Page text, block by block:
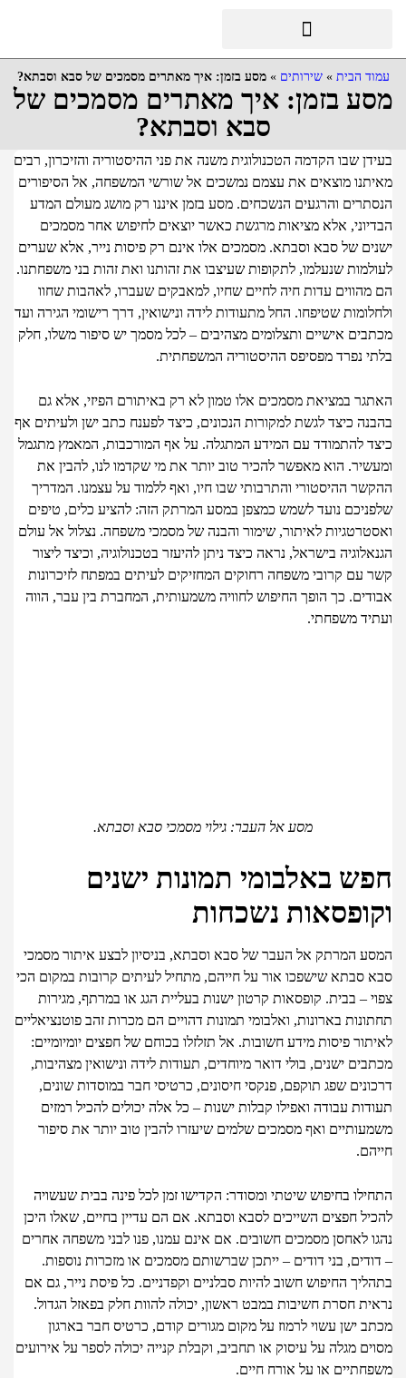
הבית»שירותים»מסע בזמן: איך מאתרים מסמכים של סבא וסבתא?
בזמן: איך מאתרים מסמכים של
סבא וסבתא?
שבו הקדמה הטכנולוגית משנה את פני ההיסטוריה והזיכרון, רבים
מוצאים את עצמם נמשכים אל שורשי המשפחה, אל הסיפורים
והרגעים הנשכחים. מסע בזמן איננו רק מושג מעולם המדע
אלא מציאות מרגשת כאשר יוצאים לחיפוש אחר מסמכים
של סבא וסבתא. מסמכים אלו אינם רק פיסות נייר, אלא שערים
שנעלמו, לתקופות שעיצבו את זהותנו ואת זהות בני משפחתנו.
עדות חיה לחיים שחיו, למאבקים שעברו, לאהבות שחוו
שטיפחו. החל מתעודות לידה ונישואין, דרך רישומי הגירה ועד
אישיים ותצלומים מצהיבים – לכל מסמך יש סיפור משלו, חלק
נפרד מפסיפס ההיסטוריה המשפחתית.
במציאת מסמכים אלו טמון לא רק באיתורם הפיזי, אלא גם
כיצד לגשת למקורות הנכונים, כיצד לפענח כתב ישן ולעיתים אף
להתמודד עם המידע המתגלה. על אף המורכבות, המאמץ מתגמל
הוא מאפשר להכיר טוב יותר את מי שקדמו לנו, להבין את
ההיסטורי והתרבותי שבו חיו, ואף ללמוד על עצמנו. המדריך
נועד לשמש כמצפן במסע המרתק הזה: להציע כלים, טיפים
לאיתור, שימור והבנה של מסמכי משפחה. נצלול אל עולם
בישראל, נראה כיצד ניתן להיעזר בטכנולוגיה, וכיצד ליצור
עם קרובי משפחה רחוקים המחזיקים לעיתים במפתח לזיכרונות
כך הופך החיפוש לחוויה משמעותית, המחברת בין עבר, הווה
משפחתי.
מסע אל העבר: גילוי מסמכי סבא וסבתא.
באלבומי תמונות ישנים
נשכחות
המרתק אל העבר של סבא וסבתא, בניסיון לבצע איתור מסמכי
סבתא שישפכו אור על חייהם, מתחיל לעיתים קרובות במקום הכי
– בבית. קופסאות קרטון ישנות בעליית הגג או במרתף, מגירות
בארונות, ואלבומי תמונות דהויים הם מכרות זהב פוטנציאליים
פיסות מידע חשובות. אל תזלזלו בכוחם של חפצים יומיומיים:
ישנים, בולי דואר מיוחדים, תעודות לידה ונישואין מצהיבות,
שפג תוקפם, פנקסי חיסונים, כרטיסי חבר במוסדות שונים,
עבודה ואפילו קבלות ישנות – כל אלה יכולים להכיל רמזים
ואף מסמכים שלמים שיעזרו להבין טוב יותר את סיפור
בחיפוש שיטתי ומסודר: הקדישו זמן לכל פינה בבית שעשויה
חפצים השייכים לסבא וסבתא. אם הם עדיין בחיים, שאלו היכן
לאחסן מסמכים חשובים. אם אינם עמנו, פנו לבני משפחה אחרים
בני דודים – ייתכן שברשותם מסמכים או מזכרות נוספות.
החיפוש חשוב להיות סבלניים וקפדניים. כל פיסת נייר, גם אם
חסרת חשיבות במבט ראשון, יכולה להוות חלק בפאזל הגדול.
ישן עשוי לרמוז על מקום מגורים קודם, כרטיס חבר בארגון
מגלה על עיסוק או תחביב, וקבלת קנייה יכולה לספר על אירועים
או על אורח חיים.